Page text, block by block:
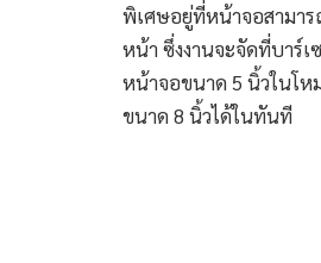
พิเศษอยู่ที่หน้าจอสามาร
หน้า ซึ่งงานจะจัดที่บาร์
หน้าจอขนาด 5 นิ้วในโ
ขนาด 8 นิ้วได้ในทันที